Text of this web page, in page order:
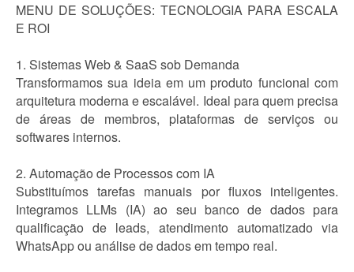
MENU DE SOLUÇÕES: TECNOLOGIA PARA ESCALA
E ROI
1. Sistemas Web & SaaS sob Demanda
Transformamos sua ideia em um produto funcional com
arquitetura moderna e escalável. Ideal para quem precisa
de áreas de membros, plataformas de serviços ou
softwares internos.
2. Automação de Processos com IA
Substituímos tarefas manuais por fluxos inteligentes.
Integramos LLMs (IA) ao seu banco de dados para
qualificação de leads, atendimento automatizado via
WhatsApp ou análise de dados em tempo real.